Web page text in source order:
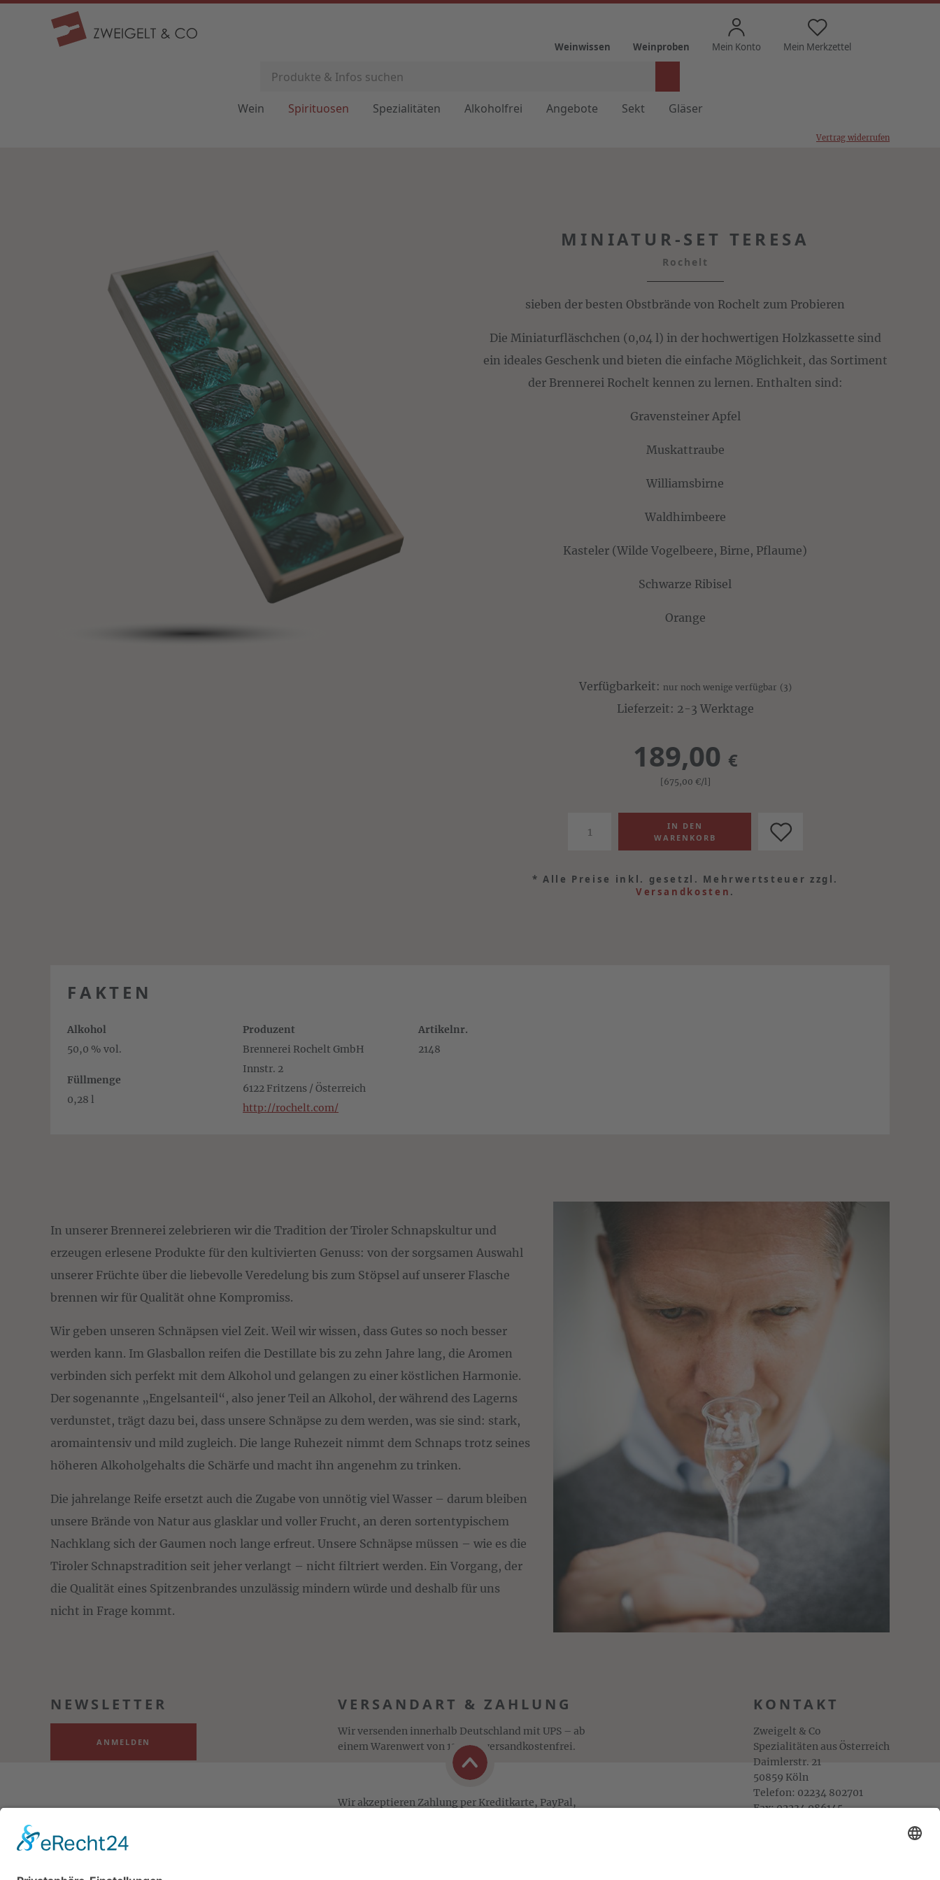
Weinwissen Weinproben Mein Konto Mein Merkzettel
Wein Spirituosen Spezialitäten Alkoholfrei Angebote Sekt Gläser
Vertrag widerrufen
MINIATUR-SET TERESA
Rochelt
sieben der besten Obstbrände von Rochelt zum Probieren
Die Miniaturfläschchen (0,04 l) in der hochwertigen Holzkassette sind
ein ideales Geschenk und bieten die einfache Möglichkeit, das Sortiment
der Brennerei Rochelt kennen zu lernen. Enthalten sind:
Gravensteiner Apfel
Muskattraube
Williamsbirne
Waldhimbeere
Kasteler (Wilde Vogelbeere, Birne, Pflaume)
Schwarze Ribisel
Orange
Verfügbarkeit: nur noch wenige verfügbar (3)
Lieferzeit: 2-3 Werktage
189,00 €
[675,00 €/l]
* Alle Preise inkl. gesetzl. Mehrwertsteuer zzgl.
Versandkosten .
FAKTEN
Alkohol
50,0 % vol.
Füllmenge
0,28 l
Produzent
Brennerei Rochelt GmbH
Innstr. 2
6122 Fritzens / Österreich
http://rochelt.com/
Artikelnr.
2148
In unserer Brennerei zelebrieren wir die Tradition der Tiroler Schnapskultur und
erzeugen erlesene Produkte für den kultivierten Genuss: von der sorgsamen Auswahl
unserer Früchte über die liebevolle Veredelung bis zum Stöpsel auf unserer Flasche
brennen wir für Qualität ohne Kompromiss.
Wir geben unseren Schnäpsen viel Zeit. Weil wir wissen, dass Gutes so noch besser
werden kann. Im Glasballon reifen die Destillate bis zu zehn Jahre lang, die Aromen
verbinden sich perfekt mit dem Alkohol und gelangen zu einer köstlichen Harmonie.
Der sogenannte „Engelsanteil“, also jener Teil an Alkohol, der während des Lagerns
verdunstet, trägt dazu bei, dass unsere Schnäpse zu dem werden, was sie sind: stark,
aromaintensiv und mild zugleich. Die lange Ruhezeit nimmt dem Schnaps trotz seines
höheren Alkoholgehalts die Schärfe und macht ihn angenehm zu trinken.
Die jahrelange Reife ersetzt auch die Zugabe von unnötig viel Wasser – darum bleiben
unsere Brände von Natur aus glasklar und voller Frucht, an deren sortentypischem
Nachklang sich der Gaumen noch lange erfreut. Unsere Schnäpse müssen – wie es die
Tiroler Schnapstradition seit jeher verlangt – nicht filtriert werden. Ein Vorgang, der
die Qualität eines Spitzenbrandes unzulässig mindern würde und deshalb für uns
nicht in Frage kommt.
NEWSLETTER
ANMELDEN
VERSANDART & ZAHLUNG
Wir versenden innerhalb Deutschland mit UPS – ab
einem Warenwert von 130,- € versandkostenfrei.
Wir akzeptieren Zahlung per Kreditkarte, PayPal,
KONTAKT
Zweigelt & Co
Spezialitäten aus Österreich
Daimlerstr. 21
50859 Köln
Telefon: 02234 802701
Fax: 02234 986145